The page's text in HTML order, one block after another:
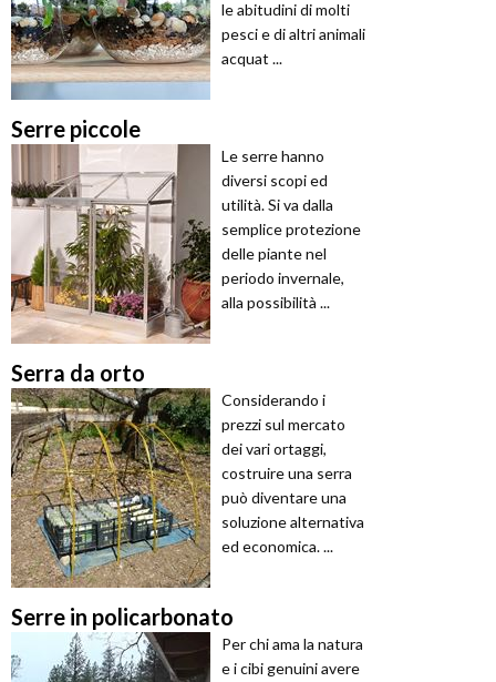
le abitudini di molti
pesci e di altri animali
acquat ...
Serre piccole
Le serre hanno
diversi scopi ed
utilità. Si va dalla
semplice protezione
delle piante nel
periodo invernale,
alla possibilità ...
Serra da orto
Considerando i
prezzi sul mercato
dei vari ortaggi,
costruire una serra
può diventare una
soluzione alternativa
ed economica. ...
Serre in policarbonato
Per chi ama la natura
e i cibi genuini avere